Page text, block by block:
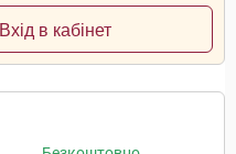
Вхід в кабінет